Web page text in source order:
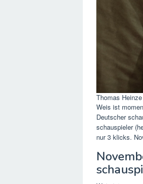
Thomas
Weis ist
Deutscher
schauspieler
nur 3 klicks.